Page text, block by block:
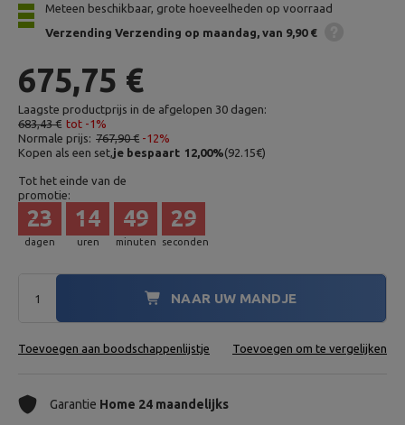
Meteen beschikbaar, grote hoeveelheden op voorraad
Verzending Verzending op maandag van 9,90 €
675,75 €
Laagste productprijs in de afgelopen 30 dagen:
683,43 € tot -1%
Normale prijs: 767,90 € -12%
Kopen als een set,je bespaart 12,00%(92.15€)
Tot het einde van de
promotie:
dagen
23
uren
14
minuten
49
seconden
28
NAAR UW MANDJE
Toevoegen aan boodschappenlijstje Toevoegen om te vergelijken
Garantie Home 24 maandelijks